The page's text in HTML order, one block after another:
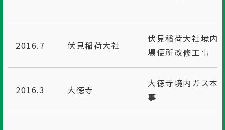
2016.7 伏見稲荷大社
伏見稲荷大社境内
場便所改修工事
2016.3 大徳寺
大徳寺境内ガス本
事